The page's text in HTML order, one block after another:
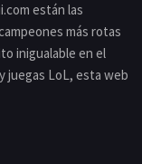
están las
más rotas
inigualable en el
juegas LoL, esta web